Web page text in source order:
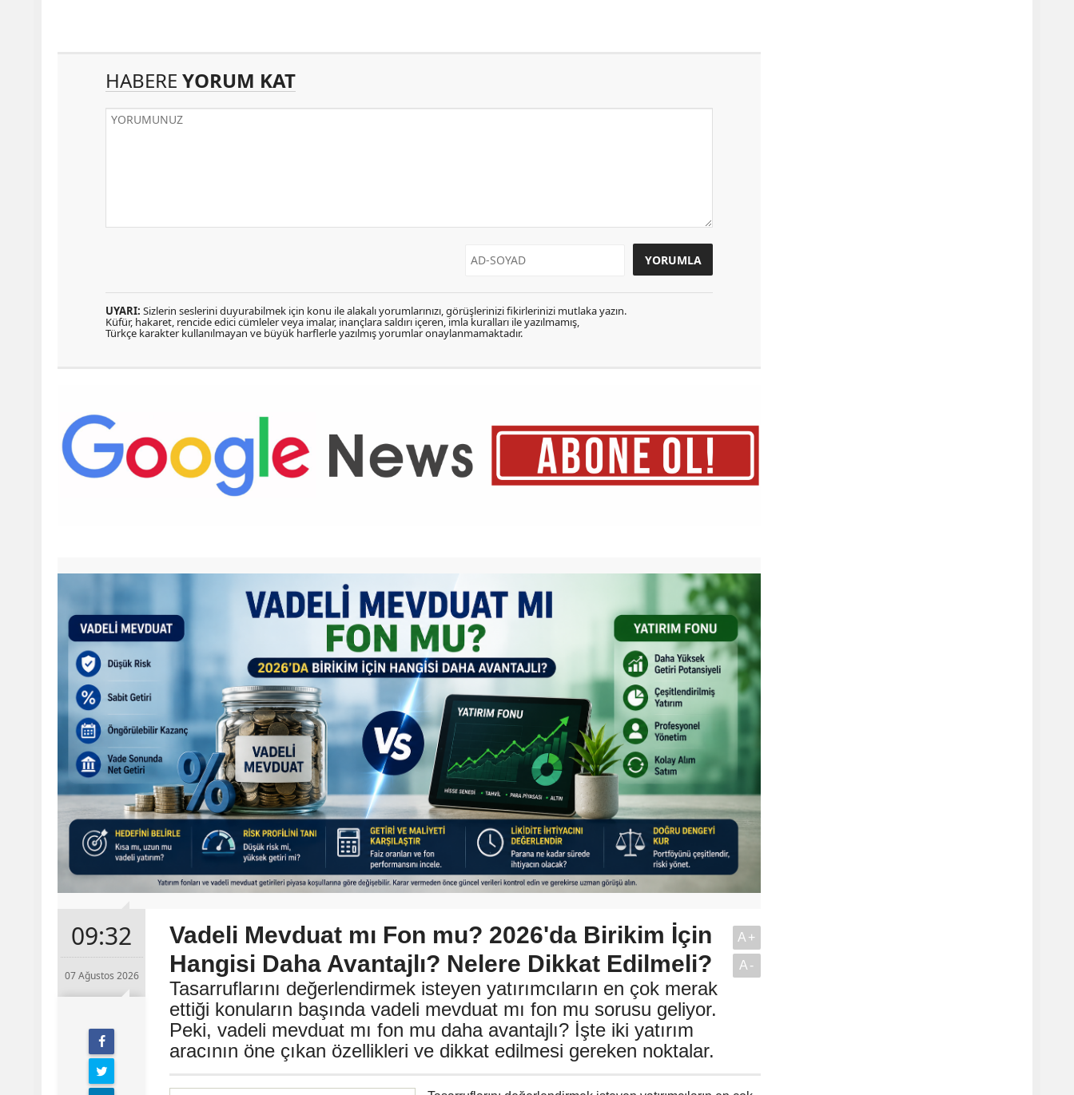
HABERE YORUM KAT
UYARI: Sizlerin seslerini duyurabilmek için konu ile alakalı yorumlarınızı, görüşlerinizi fikirlerinizi mutlaka yazın.
Küfür, hakaret, rencide edici cümleler veya imalar, inançlara saldırı içeren, imla kuralları ile yazılmamış,
Türkçe karakter kullanılmayan ve büyük harflerle yazılmış yorumlar onaylanmamaktadır.
09:32
07 Ağustos 2026
Vadeli Mevduat mı Fon mu? 2026'da Birikim İçin
Hangisi Daha Avantajlı? Nelere Dikkat Edilmeli?
Tasarruflarını değerlendirmek isteyen yatırımcıların en çok merak
ettiği konuların başında vadeli mevduat mı fon mu sorusu geliyor.
Peki, vadeli mevduat mı fon mu daha avantajlı? İşte iki yatırım
aracının öne çıkan özellikleri ve dikkat edilmesi gereken noktalar.
A+
A-